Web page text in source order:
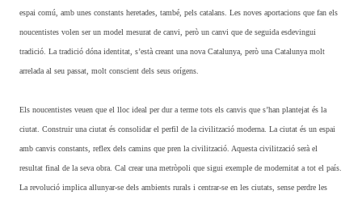
espai comú, amb unes constants heretades, també, pels catalans. Les noves aportacions que fan els
noucentistes volen ser un model mesurat de canvi, però un canvi que de seguida esdevingui
tradició. La tradició dóna identitat, s’està creant una nova Catalunya, però una Catalunya molt
arrelada al seu passat, molt conscient dels seus orígens.
Els noucentistes veuen que el lloc ideal per dur a terme tots els canvis que s’han plantejat és la
ciutat. Construir una ciutat és consolidar el perfil de la civilització moderna. La ciutat és un espai
amb canvis constants, reflex dels camins que pren la civilització. Aquesta civilització serà el
resultat final de la seva obra. Cal crear una metròpoli que sigui exemple de modernitat a tot el país.
La revolució implica allunyar-se dels ambients rurals i centrar-se en les ciutats, sense perdre les